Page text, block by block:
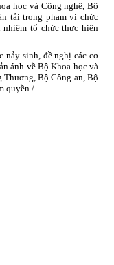
học và Công nghệ, Bộ
tải trong phạm vi chức
nhiệm tổ chức thực hiện
nảy sinh, đề nghị các cơ
ánh về Bộ Khoa học và
Bộ Công an, Bộ
quyền./.